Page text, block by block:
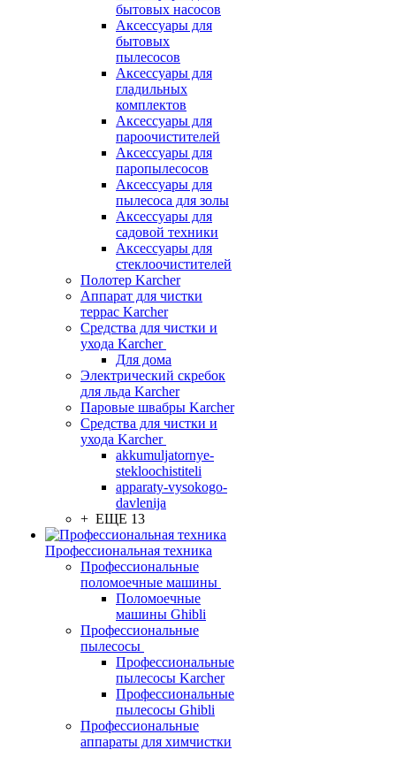
бытовых насосов
Аксессуары для
бытовых
пылесосов
Аксессуары для
гладильных
комплектов
Аксессуары для
пароочистителей
Аксессуары для
паропылесосов
Аксессуары для
пылесоса для золы
Аксессуары для
садовой техники
Аксессуары для
стеклоочистителей
Полотер Karcher
Аппарат для чистки
террас Karcher
Средства для чистки и
ухода Karcher
Для дома
Электрический скребок
для льда Karcher
Паровые швабры Karcher
Средства для чистки и
ухода Karcher
akkumuljatornye-
stekloochistiteli
apparaty-vysokogo-
davlenija
+ ЕЩЕ 13
Профессиональная техника
Профессиональные
поломоечные машины
Поломоечные
машины Ghibli
Профессиональные
пылесосы
Профессиональные
пылесосы Karcher
Профессиональные
пылесосы Ghibli
Профессиональные
аппараты для химчистки